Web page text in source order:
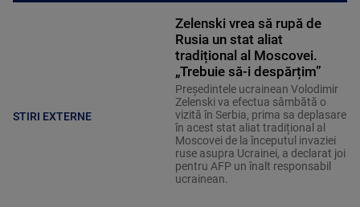
STIRI EXTERNE
Zelenski vrea să rupă de
Rusia un stat aliat
tradițional al Moscovei.
„Trebuie să-i despărțim”
Președintele ucrainean Volodimir
Zelenski va efectua sâmbătă o
vizită în Serbia, prima sa deplasare
în acest stat aliat tradițional al
Moscovei de la începutul invaziei
ruse asupra Ucrainei, a declarat joi
pentru AFP un înalt responsabil
ucrainean.